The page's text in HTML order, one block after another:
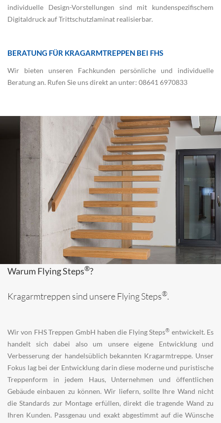
individuelle Design-Vorstellungen sind mit kundenspezifischem
Digitaldruck auf Trittschutzlaminat realisierbar.
BERATUNG FÜR KRAGARMTREPPEN BEI FHS
Wir bieten unseren Fachkunden persönliche und individuelle
Beratung an. Rufen Sie uns direkt an unter: 08641 6970833
Warum Flying Steps®?
Kragarmtreppen sind unsere Flying Steps®.
Wir von FHS Treppen GmbH haben die Flying Steps® entwickelt. Es
handelt sich dabei also um unsere eigene Entwicklung und
Verbesserung der handelsüblich bekannten Kragarmtreppe. Unser
Fokus lag bei der Entwicklung darin diese moderne und puristische
Treppenform in jedem Haus, Unternehmen und öffentlichen
Gebäude einbauen zu können. Wir liefern, sollte Ihre Wand nicht
die Standards zur Montage erfüllen, direkt die tragende Wand zu
Ihren Kunden. Passgenau und exakt abgestimmt auf die Wünsche